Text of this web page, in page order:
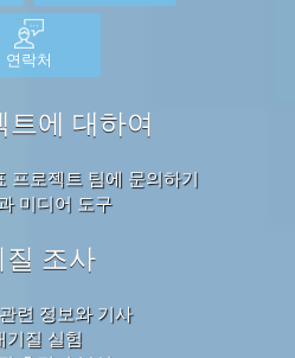
연락처
트에 대하여
프로젝트 팀에 문의하기
미디어 도구
질 조사
련 정보와 기사
기질 실험